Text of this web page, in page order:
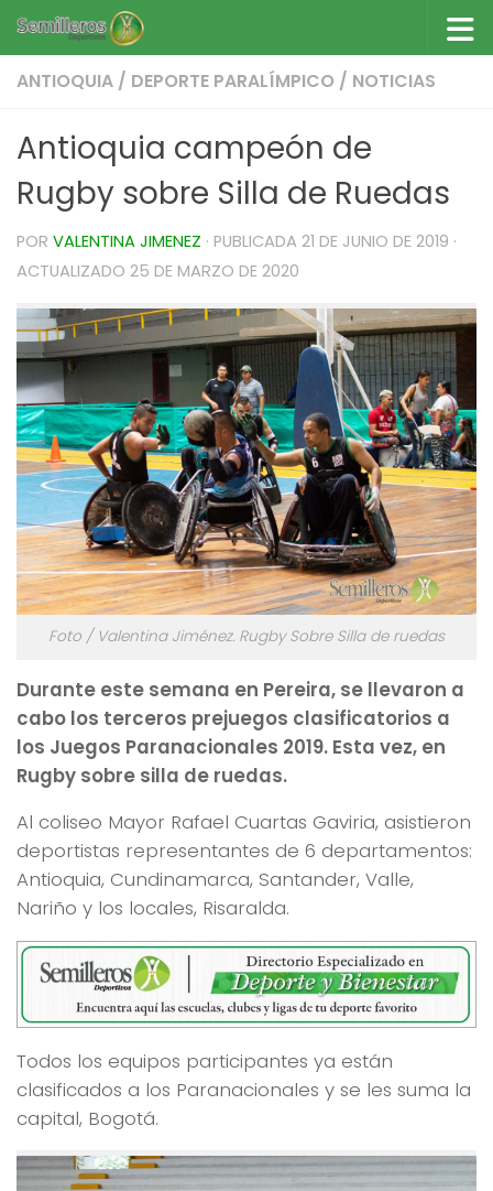
Saltar al contenido
ANTIOQUIA / DEPORTE PARALÍMPICO / NOTICIAS
Antioquia campeón de
Rugby sobre Silla de Ruedas
POR VALENTINA JIMENEZ · PUBLICADA 21 DE JUNIO DE 2019 ·
ACTUALIZADO 25 DE MARZO DE 2020
Foto / Valentina Jiménez. Rugby Sobre Silla de ruedas
Durante este semana en Pereira, se llevaron a
cabo los terceros prejuegos clasificatorios a
los Juegos Paranacionales 2019. Esta vez, en
Rugby sobre silla de ruedas.
Al coliseo Mayor Rafael Cuartas Gaviria, asistieron
deportistas representantes de 6 departamentos:
Antioquia, Cundinamarca, Santander, Valle,
Nariño y los locales, Risaralda.
Todos los equipos participantes ya están
clasificados a los Paranacionales y se les suma la
capital, Bogotá.